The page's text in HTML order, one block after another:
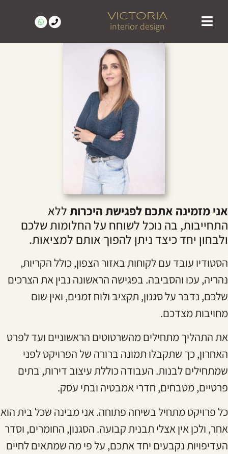
VICTORIA
interior design
אני מזמינה אתכם לפגישת היכרותללא
התחייבות, בה נוכל לשוחח על החלומות שלכם
ולבחון יחד כיצד ניתן להפוך אותם למציאות.
הסטודיו עובד עם לקוחות באזור הצפון, כולל הקריות,
נהריה, עכו והסביבה. בפגישה הראשונה נבין את הצרכים
שלכם, נדבר על סגנון, תקציב ולוח זמנים, ואין שום
מחויבות מצדכם.
את התהליך מתחילים מהשרטוטים הראשוניים ועד לפרט
האחרון, כך שתקבלו תמונה ברורה של הפרויקט לפני
שמתחילים לבנות. העבודה כוללת עיצוב דירות, בתים
פרטיים, מטבחים, חדרי אמבטיה ובתי עסק.
כל פרויקט מתחיל בשיחה פתוחה. אני מבינה שכל בית הוא
אחר, ולכן אין אצלי תבנית קבועה. הסגנון, החומרים, וסדר
העדיפויות נקבעים יחד אתכם, על פי מה שמתאים לחיים